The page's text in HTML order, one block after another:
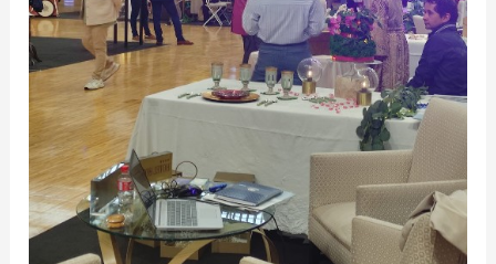
12/11/2023